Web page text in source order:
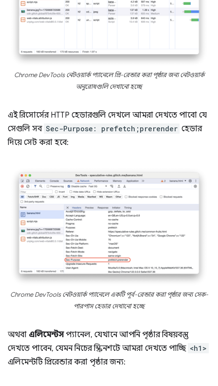
Chrome DevTools নেটওয়ার্ক প্যানেলে প্রি-রেন্ডার করা পৃষ্ঠার জন্য নেটওয়ার্ক
অনুরোধগুলি দেখানো হচ্ছে
এই রিসোর্সের HTTP হেডারগুলি দেখলে আমরা দেখতে পাবো যে
সেগুলি সব Sec-Purpose: prefetch;prerender হেডার
দিয়ে সেট করা হবে:
Chrome DevTools নেটওয়ার্ক প্যানেলে একটি পূর্ব-রেন্ডার করা পৃষ্ঠার জন্য সেক-
পারপাস হেডার দেখানো হচ্ছে
অথবা এলিমেন্টসপ্যানেল, যেখানে আপনি পৃষ্ঠার বিষয়বস্তু
দেখতে পাবেন, যেমন নিচের স্ক্রিনশটে আমরা দেখতে পাচ্ছি <h1>
এলিমেন্টটি প্রিরেন্ডার করা পৃষ্ঠার জন্য: